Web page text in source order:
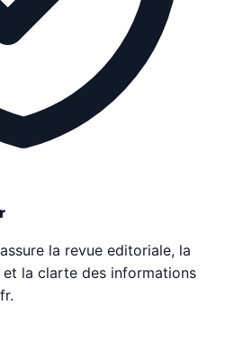
la revue editoriale, la
la clarte des informations